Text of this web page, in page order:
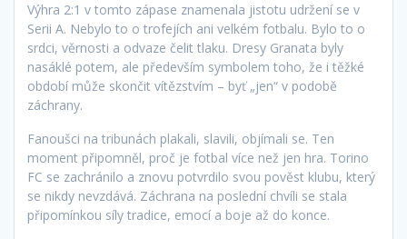
Výhra 2:1 v tomto zápase znamenala jistotu udržení se v
Serii A. Nebylo to o trofejích ani velkém fotbalu. Bylo to o
srdci, věrnosti a odvaze čelit tlaku. Dresy Granata byly
nasáklé potem, ale především symbolem toho, že i těžké
období může skončit vítězstvím – byť „jen“ v podobě
záchrany.
Fanoušci na tribunách plakali, slavili, objímali se. Ten
moment připomněl, proč je fotbal více než jen hra. Torino
FC se zachránilo a znovu potvrdilo svou pověst klubu, který
se nikdy nevzdává. Záchrana na poslední chvíli se stala
připomínkou síly tradice, emocí a boje až do konce.